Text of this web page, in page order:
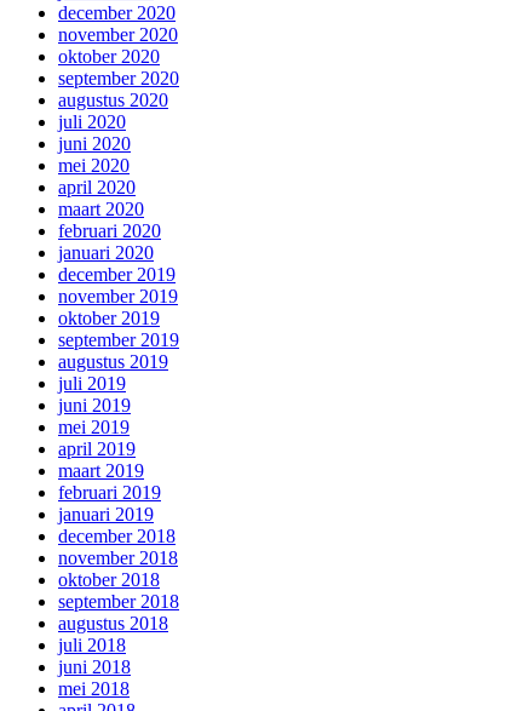
december 2020
november 2020
oktober 2020
september 2020
augustus 2020
juli 2020
juni 2020
mei 2020
april 2020
maart 2020
februari 2020
januari 2020
december 2019
november 2019
oktober 2019
september 2019
augustus 2019
juli 2019
juni 2019
mei 2019
april 2019
maart 2019
februari 2019
januari 2019
december 2018
november 2018
oktober 2018
september 2018
augustus 2018
juli 2018
juni 2018
mei 2018